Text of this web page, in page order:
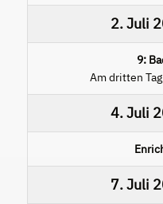
2. Juli
9:
Am dritten
4. Juli
7. Juli